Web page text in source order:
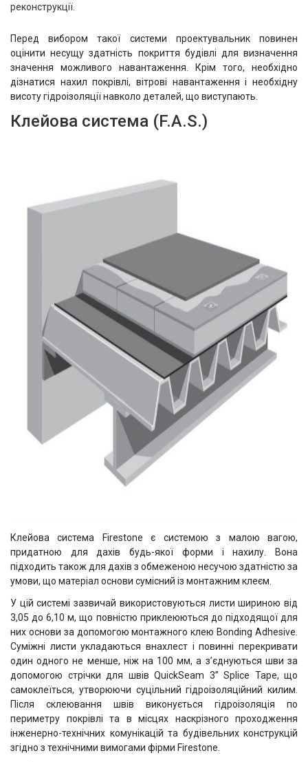
реконструкції.
Перед вибором такої системи проектувальник повинен
оцінити несущу здатність покриття будівлі для визначення
значення можливого навантаження. Крім того, необхідно
дізнатися нахил покрівлі, вітрові навантаження і необхідну
висоту гідроізоляції навколо деталей, що виступають.
Клейова система (F.A.S.)
Клейова система Firestone є системою з малою вагою,
придатною для дахів будь-якої форми і нахилу. Вона
підходить також для дахів з обмеженою несучою здатністю за
умови, що матеріал основи сумісний із монтажним клеєм.
У цій системі зазвичай використовуються листи шириною від
3,05 до 6,10 м, що повністю приклеюються до підходящої для
них основи за допомогою монтажного клею Bonding Adhesive.
Суміжні листи укладаються внахлест і повинні перекривати
один одного не менше, ніж на 100 мм, а з’єднуються шви за
допомогою стрічки для швів QuickSeam 3” Splice Tape, що
самоклеїться, утворюючи суцільний гідроізоляційний килим.
Після склеювання швів виконується гідроізоляція по
периметру покрівлі та в місцях наскрізного проходження
інженерно-технічних комунікацій та будівельних конструкцій
згідно з технічними вимогами фірми Firestone.